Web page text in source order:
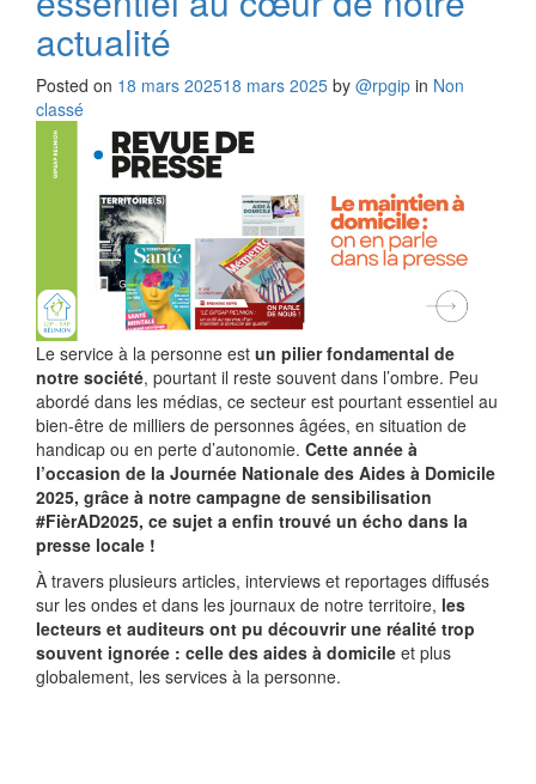
actualité
Posted on 18 mars 202518 mars 2025 by @rpgip in Non
classé
Le service à la personne est un pilier fondamental de
notre société, pourtant il reste souvent dans l’ombre. Peu
abordé dans les médias, ce secteur est pourtant essentiel au
bien-être de milliers de personnes âgées, en situation de
handicap ou en perte d’autonomie. Cette année à
l’occasion de la Journée Nationale des Aides à Domicile
2025, grâce à notre campagne de sensibilisation
#FièrAD2025, ce sujet a enfin trouvé un écho dans la
presse locale !
À travers plusieurs articles, interviews et reportages diffusés
sur les ondes et dans les journaux de notre territoire, les
lecteurs et auditeurs ont pu découvrir une réalité trop
souvent ignorée : celle des aides à domicile et plus
globalement, les services à la personne.